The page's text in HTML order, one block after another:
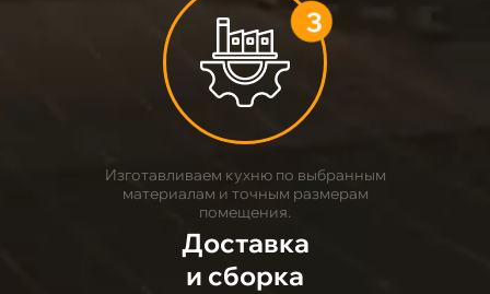
3
Изготавливаем кухню по выбранным
материалам и точным размерам
помещения.
Доставка
и сборка